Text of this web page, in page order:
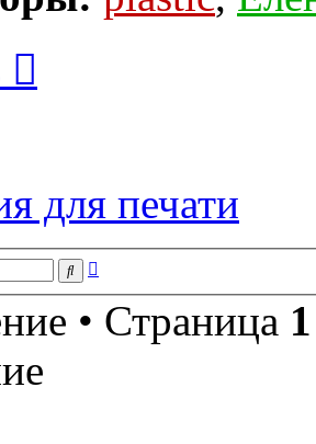
для печати
Поиск
• Страница 1